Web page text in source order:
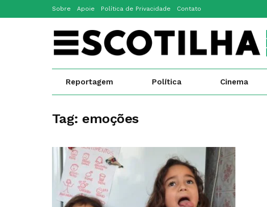
Sobre Apoie Política de Privacidade Contato
Reportagem Política Cinema
Tag: emoções